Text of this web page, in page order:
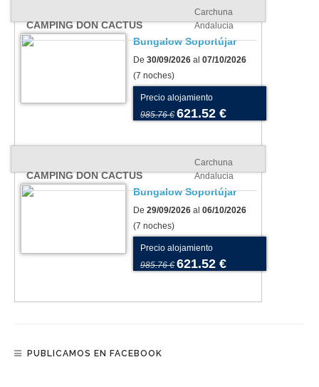
CAMPING DON CACTUS
Carchuna
Andalucia
Bungalow Soportújar
De 30/09/2026 al 07/10/2026
(7 noches)
Precio alojamiento
985.76 € 621.52 €
CAMPING DON CACTUS
Carchuna
Andalucia
Bungalow Soportújar
De 29/09/2026 al 06/10/2026
(7 noches)
Precio alojamiento
985.76 € 621.52 €
PUBLICAMOS EN FACEBOOK